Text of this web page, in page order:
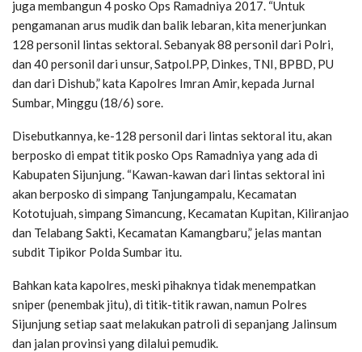
juga membangun 4 posko Ops Ramadniya 2017. “Untuk
pengamanan arus mudik dan balik lebaran, kita menerjunkan
128 personil lintas sektoral. Sebanyak 88 personil dari Polri,
dan 40 personil dari unsur, Satpol.PP, Dinkes, TNI, BPBD, PU
dan dari Dishub,” kata Kapolres Imran Amir, kepada Jurnal
Sumbar, Minggu (18/6) sore.
Disebutkannya, ke-128 personil dari lintas sektoral itu, akan
berposko di empat titik posko Ops Ramadniya yang ada di
Kabupaten Sijunjung. “Kawan-kawan dari lintas sektoral ini
akan berposko di simpang Tanjungampalu, Kecamatan
Kototujuah, simpang Simancung, Kecamatan Kupitan, Kiliranjao
dan Telabang Sakti, Kecamatan Kamangbaru,” jelas mantan
subdit Tipikor Polda Sumbar itu.
Bahkan kata kapolres, meski pihaknya tidak menempatkan
sniper (penembak jitu), di titik-titik rawan, namun Polres
Sijunjung setiap saat melakukan patroli di sepanjang Jalinsum
dan jalan provinsi yang dilalui pemudik.